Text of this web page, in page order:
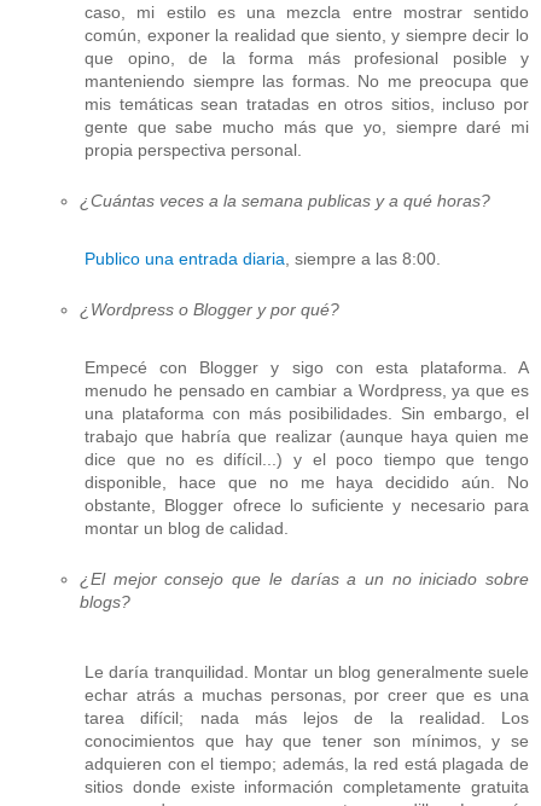
caso, mi estilo es una mezcla entre mostrar sentido
común, exponer la realidad que siento, y siempre decir lo
que opino, de la forma más profesional posible y
manteniendo siempre las formas. No me preocupa que
mis temáticas sean tratadas en otros sitios, incluso por
gente que sabe mucho más que yo, siempre daré mi
propia perspectiva personal.
¿Cuántas veces a la semana publicas y a qué horas?
Publico una entrada diaria , siempre a las 8:00.
¿Wordpress o Blogger y por qué?
Empecé con Blogger y sigo con esta plataforma. A
menudo he pensado en cambiar a Wordpress, ya que es
una plataforma con más posibilidades. Sin embargo, el
trabajo que habría que realizar (aunque haya quien me
dice que no es difícil...) y el poco tiempo que tengo
disponible, hace que no me haya decidido aún. No
obstante, Blogger ofrece lo suficiente y necesario para
montar un blog de calidad.
¿El mejor consejo que le darías a un no iniciado sobre
blogs?
Le daría tranquilidad. Montar un blog generalmente suele
echar atrás a muchas personas, por creer que es una
tarea difícil; nada más lejos de la realidad. Los
conocimientos que hay que tener son mínimos, y se
adquieren con el tiempo; además, la red está plagada de
sitios donde existe información completamente gratuita